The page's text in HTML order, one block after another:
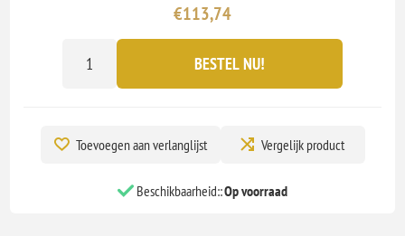
€113,74
BESTEL NU!
Toevoegen aan verlanglijst Vergelijk product
Beschikbaarheid::Op voorraad